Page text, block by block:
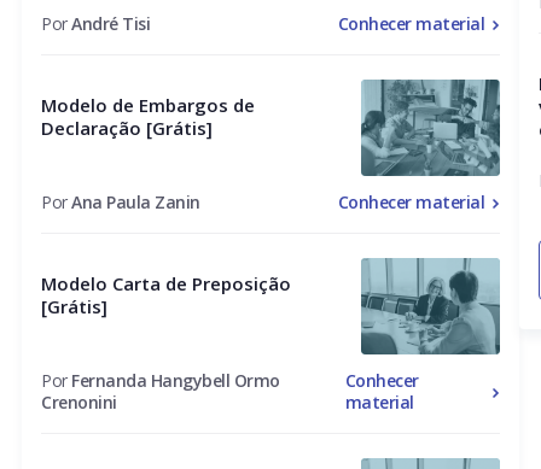
PorAndré Tisi Conhecer material
Modelo de Embargos de
Declaração [Grátis]
PorAna Paula Zanin Conhecer material
Modelo Carta de Preposição
[Grátis]
Por Fernanda Hangybell Ormo
Crenonini
Conhecer
material